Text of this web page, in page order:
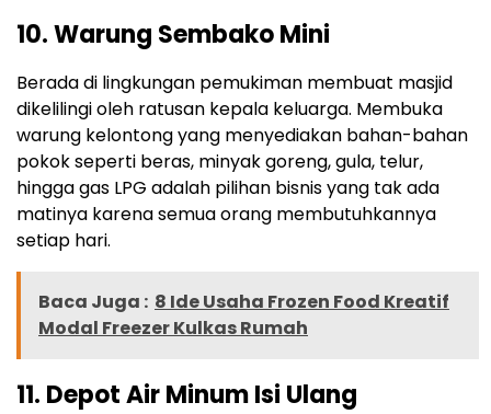
10. Warung Sembako Mini
Berada di lingkungan pemukiman membuat masjid
dikelilingi oleh ratusan kepala keluarga. Membuka
warung kelontong yang menyediakan bahan-bahan
pokok seperti beras, minyak goreng, gula, telur,
hingga gas LPG adalah pilihan bisnis yang tak ada
matinya karena semua orang membutuhkannya
setiap hari.
Baca Juga : 8 Ide Usaha Frozen Food Kreatif
Modal Freezer Kulkas Rumah
11. Depot Air Minum Isi Ulang